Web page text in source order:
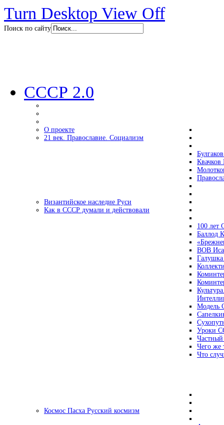
Turn Desktop View Off
Поиск по сайту
СССР 2.0
О проекте
21 век. Православие. Социализм
Византийское наследие Руси
Как в СССР думали и действовали
100 лет
Баллод
ВОВ
Модель
Уроки
Чего же
Что
Космос Пасха Русский космизм